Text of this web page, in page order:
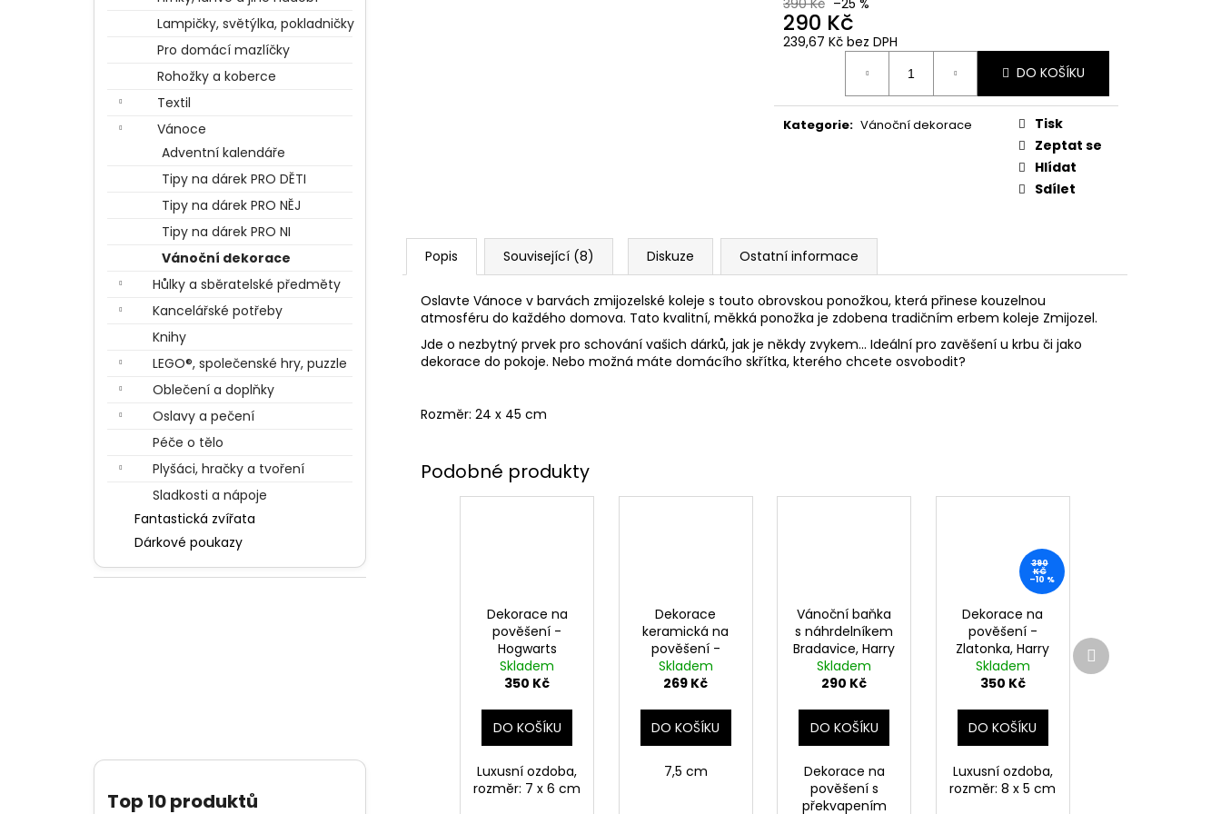
Lampičky, světýlka, pokladničky
Pro domácí mazlíčky
Rohožky a koberce
Textil
Vánoce
Adventní kalendáře
Tipy na dárek PRO DĚTI
Tipy na dárek PRO NĚJ
Tipy na dárek PRO NI
Vánoční dekorace
Hůlky a sběratelské předměty
Kancelářské potřeby
Knihy
LEGO®, společenské hry, puzzle
Oblečení a doplňky
Oslavy a pečení
Péče o tělo
Plyšáci, hračky a tvoření
Sladkosti a nápoje
Fantastická zvířata
Dárkové poukazy
Top 10 produktů
290 Kč
239,67 Kč bez DPH
DO KOŠÍKU
Kategorie: Vánoční dekorace
Tisk
Zeptat se
Hlídat
Sdílet
Popis Související (8) Diskuze Ostatní informace
Oslavte Vánoce v barvách zmijozelské koleje s touto obrovskou ponožkou, která přinese kouzelnou
atmosféru do každého domova. Tato kvalitní, měkká ponožka je zdobena tradičním erbem koleje Zmijozel.
Jde o nezbytný prvek pro schování vašich dárků, jak je někdy zvykem... Ideální pro zavěšení u krbu či jako
dekorace do pokoje. Nebo možná máte domácího skřítka, kterého chcete osvobodit?
Rozměr: 24 x 45 cm
Dekorace na
pověšení -
Hogwarts
Express, Harry
Potter
Skladem
350 Kč
DO KOŠÍKU
Luxusní ozdoba,
rozměr: 7 x 6 cm
Dekorace
keramická na
pověšení -
Hermiona v
šatech, Harry
Skladem
269 Kč
DO KOŠÍKU
7,5 cm
Vánoční baňka
s náhrdelníkem
Bradavice, Harry
Potter
Skladem
290 Kč
DO KOŠÍKU
Dekorace na
pověšení s
překvapením
390
KČ
–10 %
Dekorace na
pověšení -
Zlatonka, Harry
Potter
Skladem
350 Kč
DO KOŠÍKU
Luxusní ozdoba,
rozměr: 8 x 5 cm
Další
produkt
BERTÍKOVY FAZOLKY TISÍCKRÁT JINAK
35 G, HARRY POTTER
TAJEMNÝ BALÍČEK Z PŘÍČNÉ ULICE
499 Kč